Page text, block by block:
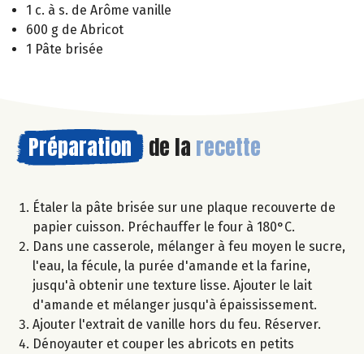
1 c. à s. de Arôme vanille
600 g de Abricot
1 Pâte brisée
Préparation de la recette
Étaler la pâte brisée sur une plaque recouverte de
papier cuisson. Préchauffer le four à 180°C.
Dans une casserole, mélanger à feu moyen le sucre,
l'eau, la fécule, la purée d'amande et la farine,
jusqu'à obtenir une texture lisse. Ajouter le lait
d'amande et mélanger jusqu'à épaississement.
Ajouter l'extrait de vanille hors du feu. Réserver.
Dénoyauter et couper les abricots en petits